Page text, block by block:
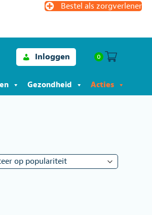
Bestel als zorgverlener
Inloggen 0
Gezondheid Acties